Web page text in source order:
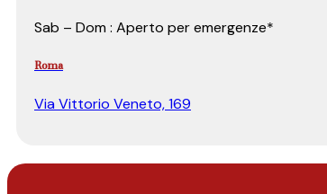
Sab – Dom : Aperto per emergenze*
Roma
Via Vittorio Veneto, 169